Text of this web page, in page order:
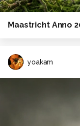
Maastricht Anno
yoakam